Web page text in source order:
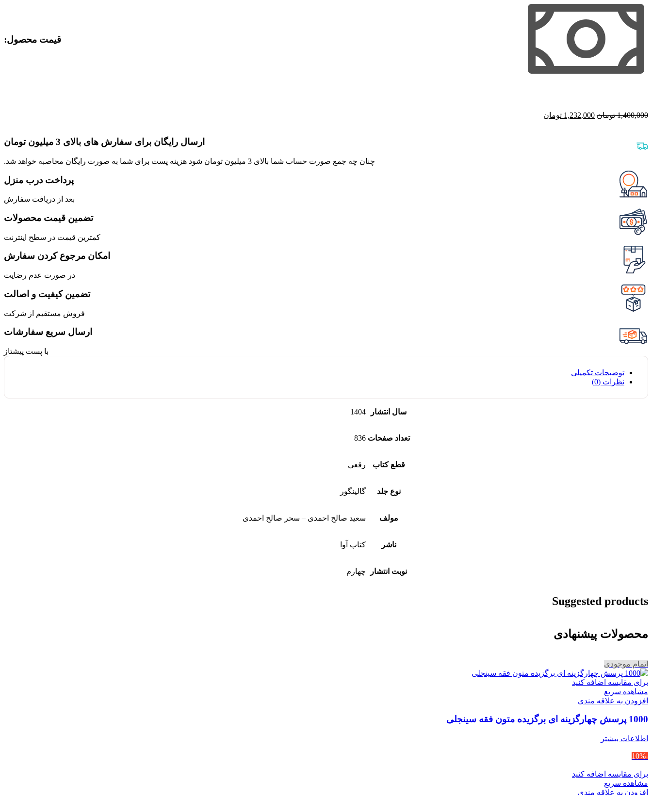
قیمت محصول:​
1,400,000 تومان قیمت
1,232,000 تومان
ارسال رایگان برای سفارش های بالای 3 میلیون تومان
چنان چه جمع صورت حساب شما بالای 3 میلیون تومان شود هزینه پست برای شما به صورت رایگان محاصبه خواهد شد.
پرداخت درب منزل
بعد از دریافت سفارش
تضمین قیمت محصولات
کمترین قیمت در سطح اینترنت
امکان مرجوع کردن سفارش
در صورت عدم رضایت
تضمین کیفیت و اصالت
فروش مستقیم از شرکت
ارسال سریع سفارشات
با پست پیشتاز
توضیحات تکمیلی
نظرات (0)
سال انتشار 1404
تعداد صفحات 836
قطع کتاب رقعی
نوع جلد گالینگور
مولف سعید صالح احمدی – سحر صالح احمدی
ناشر کتاب آوا
نوبت انتشار چهارم
Suggested products
محصولات پیشنهادی
اتمام موجودی
برای مقایسه اضافه کنید
مشاهده سریع
افزودن به علاقه مندی
1000 پرسش چهارگزینه ای برگزیده متون فقه سینجلی
اطلاعات بیشتر
-10%
برای مقایسه اضافه کنید
مشاهده سریع
افزودن به علاقه مندی